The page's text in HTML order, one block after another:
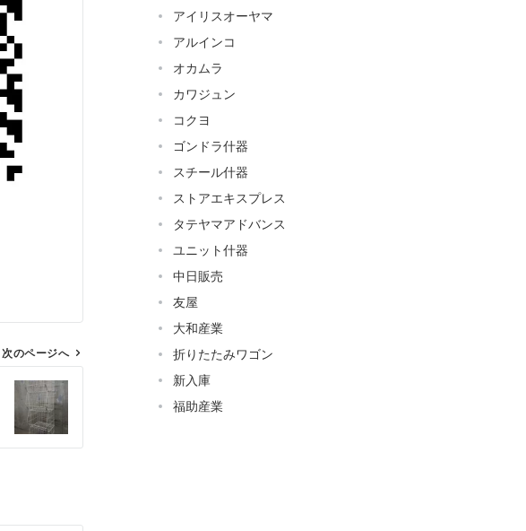
次のページへ
アイリスオーヤマ
アルインコ
オカムラ
カワジュン
コクヨ
ゴンドラ什器
スチール什器
ストアエキスプレス
タテヤマアドバンス
ユニット什器
中日販売
友屋
大和産業
折りたたみワゴン
新入庫
福助産業